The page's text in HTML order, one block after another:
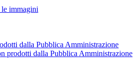
immagini
dalla Pubblica Amministrazione
prodotti dalla Pubblica Amministrazione